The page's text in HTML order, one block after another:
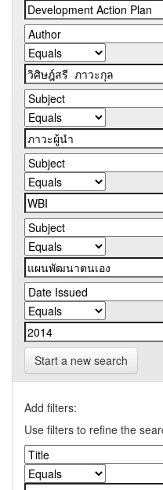
Start a new search
Add filters:
Use filters to refine the